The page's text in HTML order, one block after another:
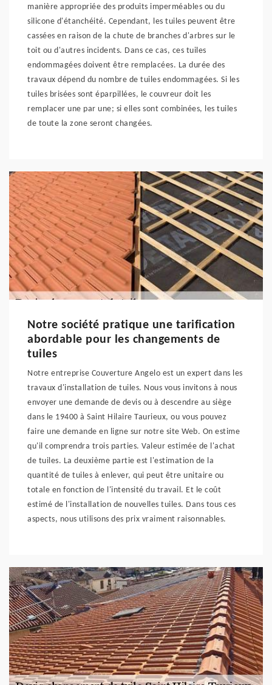
manière appropriée des produits imperméables ou du
silicone d'étanchéité. Cependant, les tuiles peuvent être
cassées en raison de la chute de branches d'arbres sur le
toit ou d'autres incidents. Dans ce cas, ces tuiles
endommagées doivent être remplacées. La durée des
travaux dépend du nombre de tuiles endommagées. Si les
tuiles brisées sont éparpillées, le couvreur doit les
remplacer une par une; si elles sont combinées, les tuiles
de toute la zone seront changées.
Notre société pratique une tarification
abordable pour les changements de
tuiles
Notre entreprise Couverture Angelo est un expert dans les
travaux d'installation de tuiles. Nous vous invitons à nous
envoyer une demande de devis ou à descendre au siège
dans le 19400 à Saint Hilaire Taurieux, ou vous pouvez
faire une demande en ligne sur notre site Web. On estime
qu'il comprendra trois parties. Valeur estimée de l'achat
de tuiles. La deuxième partie est l'estimation de la
quantité de tuiles à enlever, qui peut être unitaire ou
totale en fonction de l'intensité du travail. Et le coût
estimé de l'installation de nouvelles tuiles. Dans tous ces
aspects, nous utilisons des prix vraiment raisonnables.